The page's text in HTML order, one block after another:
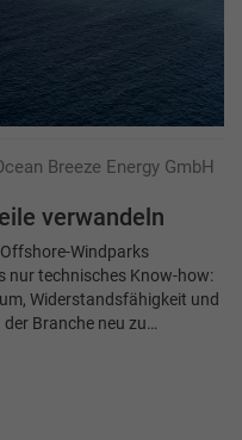
Breeze Energy GmbH
verwandeln
Windparks
nur technisches Know-how:
Widerstandsfähigkeit und
Branche neu zu…